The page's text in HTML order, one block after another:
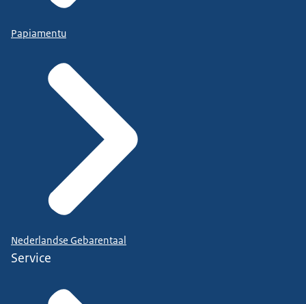
Papiamentu
Nederlandse Gebarentaal
Service